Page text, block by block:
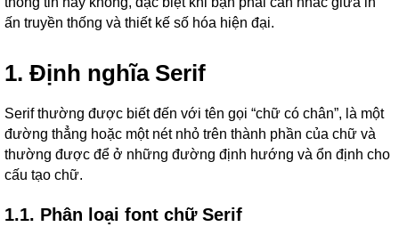
ấn truyền thống và thiết kế số hóa hiện đại.
1. Định nghĩa Serif
Serif thường được biết đến với tên gọi “chữ có chân”, là một
đường thẳng hoặc một nét nhỏ trên thành phần của chữ và
thường được để ở những đường định hướng và ổn định cho
cấu tạo chữ.
1.1. Phân loại font chữ Serif